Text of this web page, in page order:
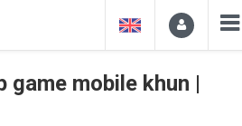
game mobile khun |